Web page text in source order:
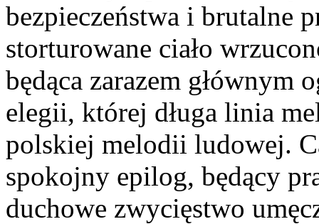
bezpieczeństwa i brutalne
storturowane ciało
będąca zarazem głównym
elegii, której długa linia
polskiej melodii ludowej.
spokojny epilog, będący
duchowe zwycięstwo